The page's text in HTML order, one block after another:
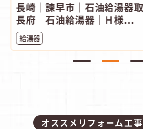
長崎｜諫早市｜石油給湯器取
長府 石油給湯器｜Ｈ様...
給湯器
オススメリフォーム工